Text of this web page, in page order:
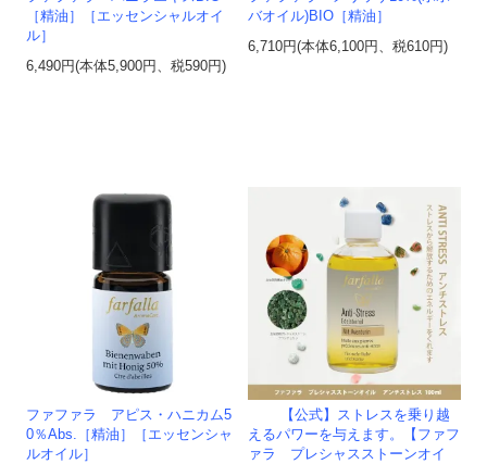
［精油］［エッセンシャルオイ
ル］
6,490円(本体5,900円、税590円)
バオイル)BIO［精油］
6,710円(本体6,100円、税610円)
ファファラ アピス・ハニカム5
0％Abs.［精油］［エッセンシャ
ルオイル］
【公式】ストレスを乗り越
えるパワーを与えます。【ファフ
ァラ プレシャスストーンオイ